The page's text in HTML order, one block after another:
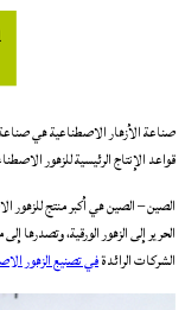
صناعة الأزهار الاصطناعية هي
قواعد الإنتاج الرئيسية للزهور
الصين – الصين هي أكبر منتج للزهور
الشركات الرائدةفي تصنيع الزهور